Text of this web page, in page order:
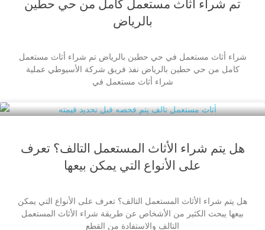
تم شراء أثاث مستعمل كامل من حي حطين
بالرياض
شراء أثاث مستعمل في حي حطين بالرياض تم شراء أثاث مستعمل
كامل من حي حطين بالرياض نفذ فريق شركة الأسيوطي عملية
شراء أثاث مستعمل في
هل يتم شراء الأثاث المستعمل التالف؟ تعرف
على الأنواع التي يمكن بيعها
هل يتم شراء الأثاث المستعمل التالف؟ تعرف على الأنواع التي يمكن
بيعها يبحث الكثير من الأشخاص عن طريقة شراء الأثاث المستعمل
التالف والاستفادة من القطع